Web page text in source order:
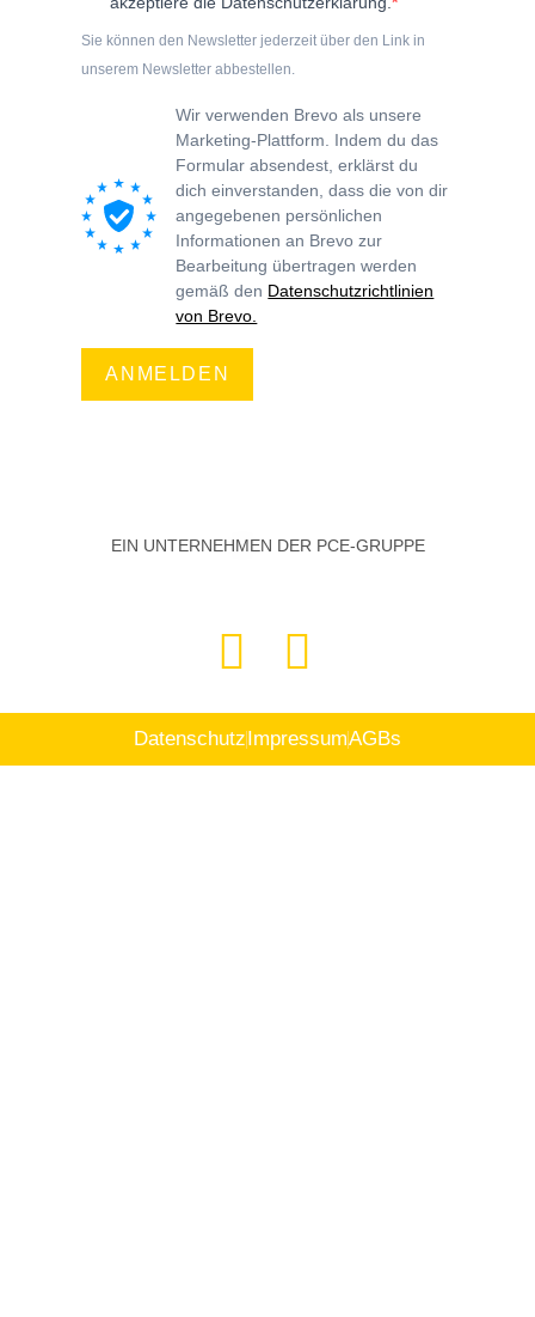
Sie können den Newsletter jederzeit über den Link in
unserem Newsletter abbestellen.
Wir verwenden Brevo als unsere
Marketing-Plattform. Indem du das
Formular absendest, erklärst du
dich einverstanden, dass die von dir
angegebenen persönlichen
Informationen an Brevo zur
Bearbeitung übertragen werden
gemäß den Datenschutzrichtlinien
von Brevo.
ANMELDEN
EIN UNTERNEHMEN DER PCE-GRUPPE
Datenschutz ImpressumAGBs